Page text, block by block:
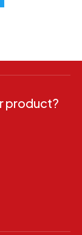
product?